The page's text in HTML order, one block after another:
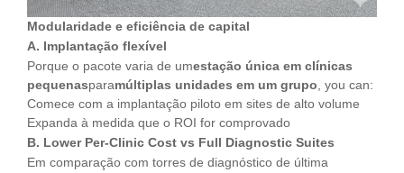
Modularidade e eficiência de capital
A. Implantação flexível
Porque o pacote varia de umestação única em clínicas
pequenasparamúltiplas unidades em um grupo , you can:
Comece com a implantação piloto em sites de alto volume
Expanda à medida que o ROI for comprovado
B. Lower Per-Clinic Cost vs Full Diagnostic Suites
Em comparação com torres de diagnóstico de última